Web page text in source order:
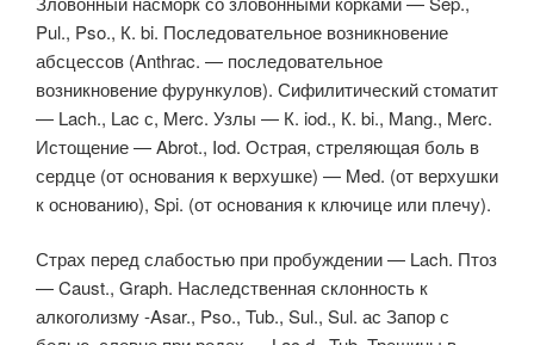
Pul., Pso., К. bi. Последовательное возникновение
абсцессов (Anthrac. — последовательное
возникновение фурункулов). Сифилитический стоматит
— Lach., Lac с, Merc. Узлы — К. iod., К. bi., Mang., Merc.
Истощение — Abrot., Iod. Острая, стреляющая боль в
сердце (от основания к верхушке) — Med. (от верхушки
к основанию), Spi. (от основания к ключице или плечу).
Страх перед слабостью при пробуждении — Lach. Птоз
— Caust., Graph. Наследственная склонность к
алкоголизму -Asar., Pso., Tub., Sul., Sul. ас Запор с